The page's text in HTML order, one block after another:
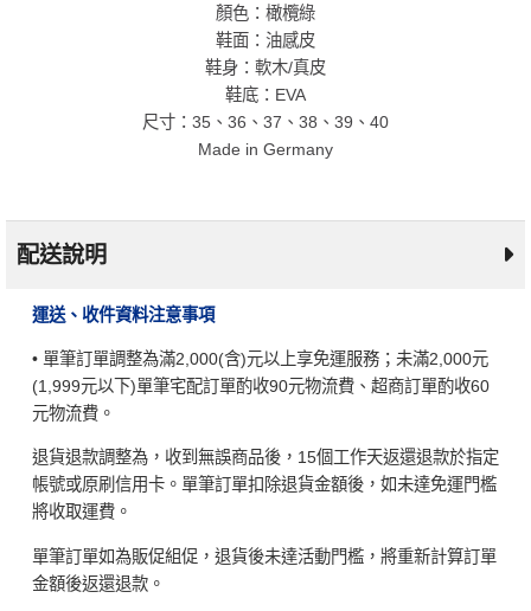
顏色：橄欖綠
鞋面：油感皮
鞋身：軟木/真皮
鞋底：EVA
尺寸：35、36、37、38、39、40
Made in Germany
配送說明
運送、收件資料注意事項
• 單筆訂單調整為滿2,000(含)元以上享免運服務；未滿2,000元
(1,999元以下)單筆宅配訂單酌收90元物流費、超商訂單酌收60
元物流費。
退貨退款調整為，收到無誤商品後，15個工作天返還退款於指定
帳號或原刷信用卡。單筆訂單扣除退貨金額後，如未達免運門檻
將收取運費。
單筆訂單如為販促組促，退貨後未達活動門檻，將重新計算訂單
金額後返還退款。